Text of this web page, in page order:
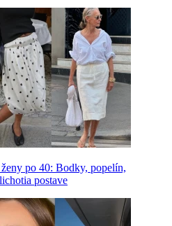
po 40: Bodky, popelín,
postave